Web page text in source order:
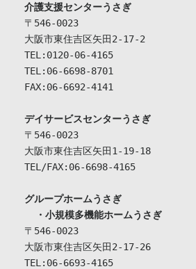
介護支援センターうさぎ
〒546-0023
大阪市東住吉区矢田2-17-2
TEL:0120-06-4165
TEL:06-6698-8701
FAX:06-6692-4141
デイサービスセンターうさぎ
〒546-0023
大阪市東住吉区矢田1-19-18
TEL/FAX:06-6698-4165
グループホームうさぎ
  ・小規模多機能ホームうさぎ
〒546-0023
大阪市東住吉区矢田2-17-26
TEL:06-6693-4165